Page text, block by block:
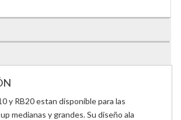
y RB20 estan disponible para las
medianas y grandes. Su diseño ala